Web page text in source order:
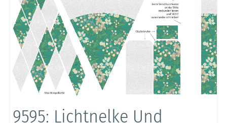
9595: Lichtnelke Und